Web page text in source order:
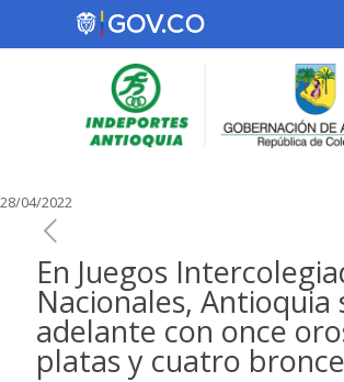
28/04/2022
En Juegos
Nacionales, Antioquia
adelante con once
platas y cuatro